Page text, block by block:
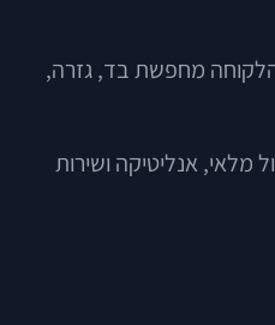
מחפשת בד, גזרה,
מלאי, אנליטיקה ושירות